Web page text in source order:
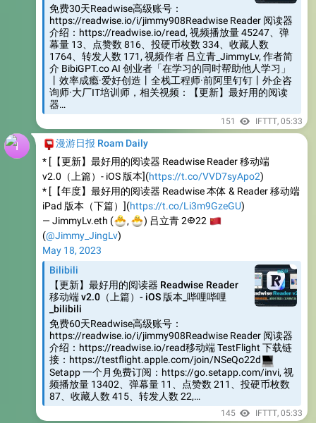
幕量 13、点赞数 816、投硬币枚数 334、收藏人数
1764、转发人数 171, 视频作者 吕立青_JimmyLv, 作者简
介 BibiGPT.co AI 创业者「在学习的同时帮助他人学习」
丨效率成瘾·爱好创造丨全栈工程师·前阿里钉钉丨外企咨
询师·大厂IT培训师，相关视频：【更新】最好用的阅读
器…
151 IFTTT,05:33
漫游日报 Roam Daily
* [【更新】最好用的阅读器 Readwise Reader 移动端
v2.0（上篇）- iOS 版本](
* [【年度】最好用的阅读器 Readwise 本体 & Reader 移动端
iPad 版本（下篇）](https://t.co/Li3m9GzeGU)
— JimmyLv.eth (
🐣
,
🐣) 吕立青 2𐃏22
(@Jimmy_JingLv
May 18, 2023
Bilibili
【更新】最好用的阅读器 Readwise Reader
移动端 v2.0（上篇）- iOS 版本_哔哩哔哩
_bilibili
免费60天Readwise高级账号：
https://readwise.io/i/jimmy908Readwise Reader 阅读器
介绍：https://readwise.io/read移动端 TestFlight 下载链
接：https://testflight.apple.com/join/NSeQo22d
💻
Setapp 一个月免费订阅：https://go.setapp.com/invi, 视
频播放量 13402、弹幕量 11、点赞数 211、投硬币枚数
87、收藏人数 415、转发人数 22,…
145 IFTTT,05:33
漫游日报 Roam Daily